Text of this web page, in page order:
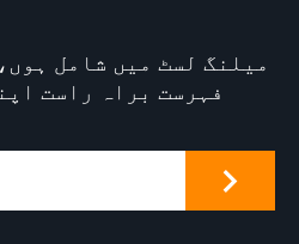
میلنگ لسٹ میں شامل
فہرست براہ راست